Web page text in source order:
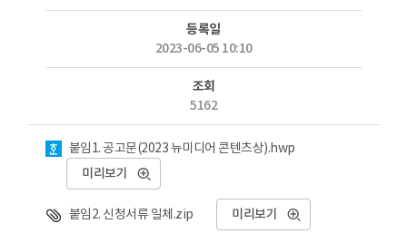
등록일
2023-06-05 10:10
조회
5162
붙임1. 공고문(2023 뉴미디어 콘텐츠상).hwp
미리보기
붙임2. 신청서류 일체.zip 미리보기